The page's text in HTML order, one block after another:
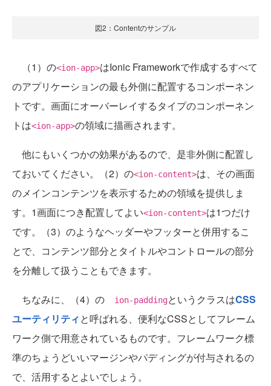
図2：Contentのサンプル
（1）の<ion-app>はIonic Frameworkで作成するすべて
のアプリケーションの最も外側に配置するコンポーネン
トです。画面にオーバーレイするタイプのコンポーネン
トは<ion-app>の領域に描画されます。
他にもいくつかの効果があるので、是非外側に配置し
ておいてください。（2）の<ion-content>は、その画面
のメインコンテンツを表示するための領域を提供しま
す。1画面につき配置してよい<ion-content>は1つだけ
です。（3）のようなヘッダーやフッターと併用するこ
とで、コンテンツ部分とタイトルやコントロールの部分
を分離して扱うこともできます。
ちなみに、（4）の ion-paddingというクラスはCSS
ユーティリティと呼ばれる、便利なCSSとしてフレーム
ワーク側で用意されているものです。フレームワーク標
準のちょうどいいマージンやパディングが付与されるの
で、活用するとよいでしょう。